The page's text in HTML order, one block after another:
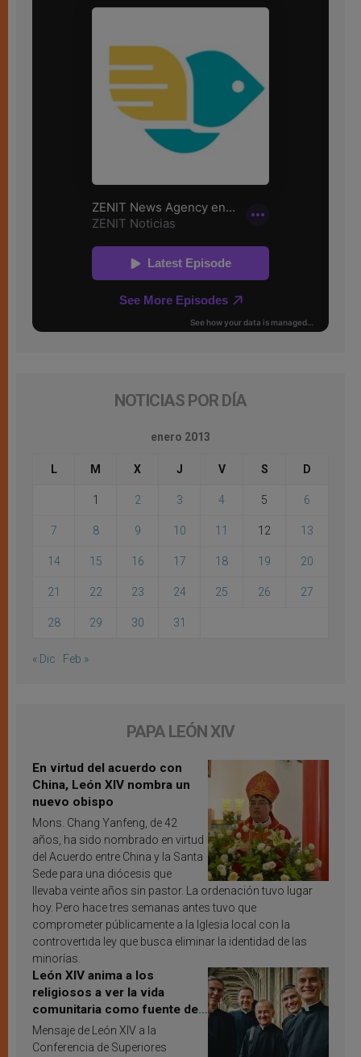
NOTICIAS POR DÍA
enero 2013
L M X J V S D
1 2 3 4 5 6
7 8 9 10 11 12 13
14 15 16 17 18 19 20
21 22 23 24 25 26 27
28 29 30 31
« Dic Feb »
PAPA LEÓN XIV
En virtud del acuerdo con
China, León XIV nombra un
nuevo obispo
Mons. Chang Yanfeng, de 42
años, ha sido nombrado en virtud
del Acuerdo entre China y la Santa
Sede para una diócesis que
llevaba veinte años sin pastor. La ordenación tuvo lugar
hoy. Pero hace tres semanas antes tuvo que
comprometer públicamente a la Iglesia local con la
controvertida ley que busca eliminar la identidad de las
minorías.
León XIV anima a los
religiosos a ver la vida
comunitaria como fuente de
inspiración y santificación
Mensaje de León XIV a la
Conferencia de Superiores